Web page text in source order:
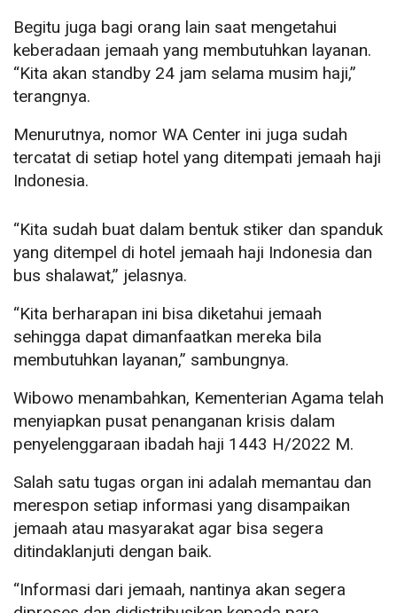
Begitu juga bagi orang lain saat mengetahui
keberadaan jemaah yang membutuhkan layanan.
“Kita akan standby 24 jam selama musim haji,”
terangnya.
Menurutnya, nomor WA Center ini juga sudah
tercatat di setiap hotel yang ditempati jemaah haji
Indonesia.
“Kita sudah buat dalam bentuk stiker dan spanduk
yang ditempel di hotel jemaah haji Indonesia dan
bus shalawat,” jelasnya.
“Kita berharapan ini bisa diketahui jemaah
sehingga dapat dimanfaatkan mereka bila
membutuhkan layanan,” sambungnya.
Wibowo menambahkan, Kementerian Agama telah
menyiapkan pusat penanganan krisis dalam
penyelenggaraan ibadah haji 1443 H/2022 M.
Salah satu tugas organ ini adalah memantau dan
merespon setiap informasi yang disampaikan
jemaah atau masyarakat agar bisa segera
ditindaklanjuti dengan baik.
“Informasi dari jemaah, nantinya akan segera